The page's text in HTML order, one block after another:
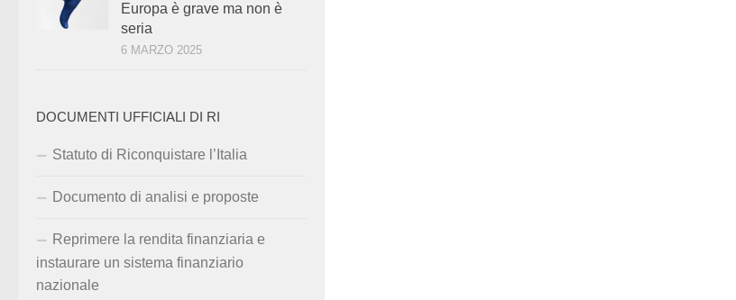
Europa è grave ma non è
seria
6 MARZO 2025
DOCUMENTI UFFICIALI DI RI
Statuto di Riconquistare l’Italia
Documento di analisi e proposte
Reprimere la rendita finanziaria e
instaurare un sistema finanziario
nazionale